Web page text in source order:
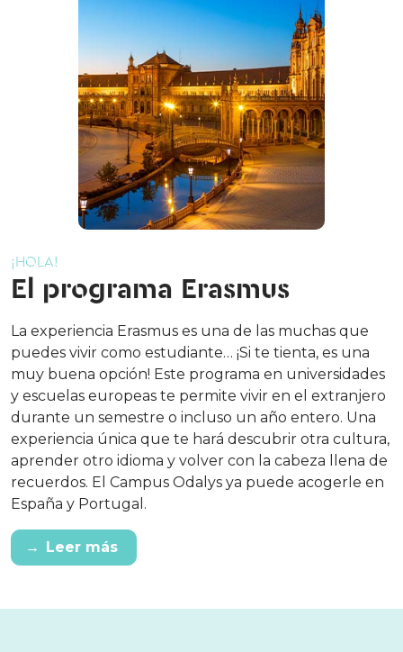
¡HOLA!
El programa Erasmus
La experiencia Erasmus es una de las muchas que
puedes vivir como estudiante… ¡Si te tienta, es una
muy buena opción! Este programa en universidades
y escuelas europeas te permite vivir en el extranjero
durante un semestre o incluso un año entero. Una
experiencia única que te hará descubrir otra cultura,
aprender otro idioma y volver con la cabeza llena de
recuerdos. El Campus Odalys ya puede acogerle en
España y Portugal.
→ Leer más